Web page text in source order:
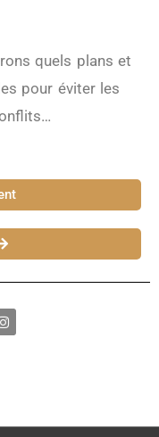
quels plans et
pour éviter les
I
n
s